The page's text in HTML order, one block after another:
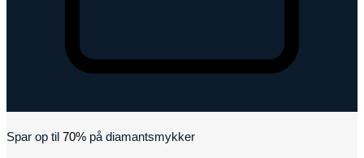
Spar op til 70% på diamantsmykker